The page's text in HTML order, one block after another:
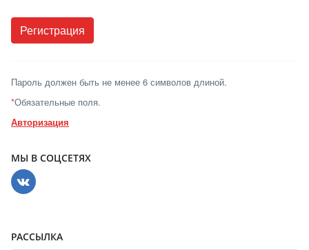
Пароль должен быть не менее 6 символов длиной.
*Обязательные поля.
Авторизация
МЫ В СОЦСЕТЯХ
РАССЫЛКА